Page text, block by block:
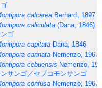
calcarea Bernard, 1897
caliculata (Dana, 1846)
ゴ
capitata Dana, 1846
carinata Nemenzo, 1967
cebuensis Nemenzo,
サンゴ／セブコモンサンゴ
confusa Nemenzo, 1967